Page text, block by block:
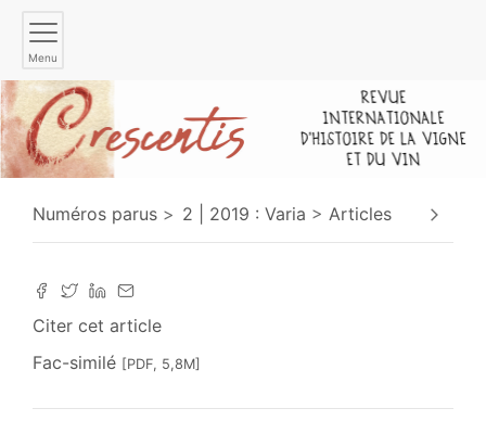
Menu
Numéros parus 2 | 2019 : Varia Articles
Citer cet article
Fac-similé [PDF, 5,8M]